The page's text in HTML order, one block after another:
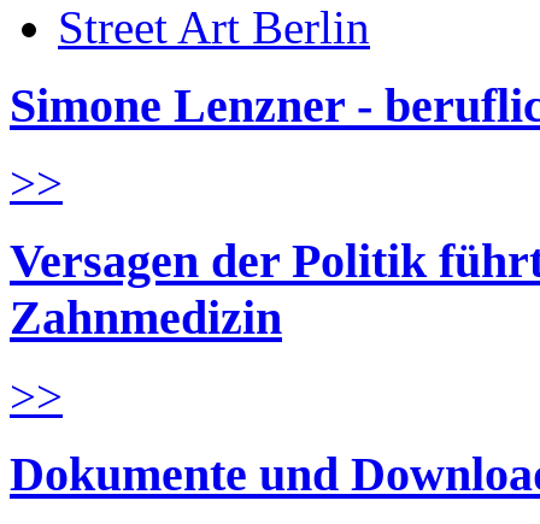
Street Art Berlin
Simone Lenzner -
>>
Versagen der Politik
Zahnmedizin
>>
Dokumente und